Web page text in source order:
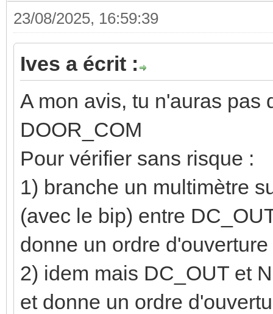
23/08/2025, 16:59:39
Ives a écrit :
A mon avis, tu n'auras pas
DOOR_COM
Pour vérifier sans risque :
1) branche un multimètre
(avec le bip) entre
donne un ordre
2) idem mais DC_OUT et
et donne un ordre